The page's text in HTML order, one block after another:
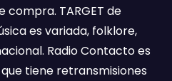
compra. TARGET de
es variada, folklore,
Radio Contacto es
tiene retransmisiones